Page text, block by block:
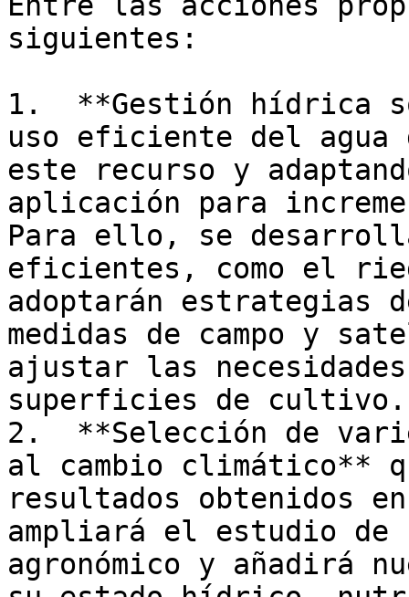
siguientes:
1.  **Gestión hídrica
uso eficiente del agua
este recurso y
aplicación para
Para ello, se
eficientes, como el
adoptarán estrategias
medidas de campo y
ajustar las
superficies de cultivo.
2.  **Selección de
al cambio climático**
resultados obtenidos
ampliará el estudio de
agronómico y añadirá